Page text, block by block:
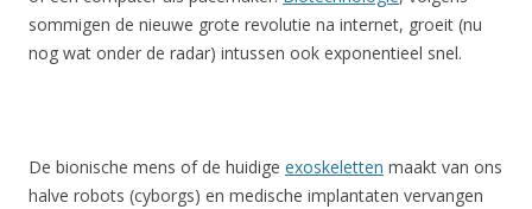
sommigen de nieuwe grote revolutie na internet, groeit (nu
nog wat onder de radar) intussen ook exponentieel snel.
De bionische mens of de huidige exoskeletten maakt van ons
halve robots (cyborgs) en medische implantaten vervangen